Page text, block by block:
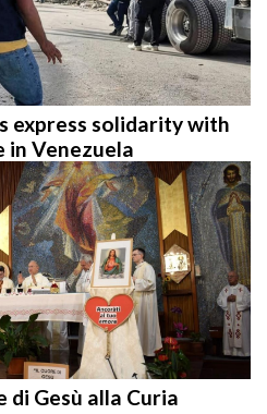
express solidarity with
Venezuela
di Gesù alla Curia